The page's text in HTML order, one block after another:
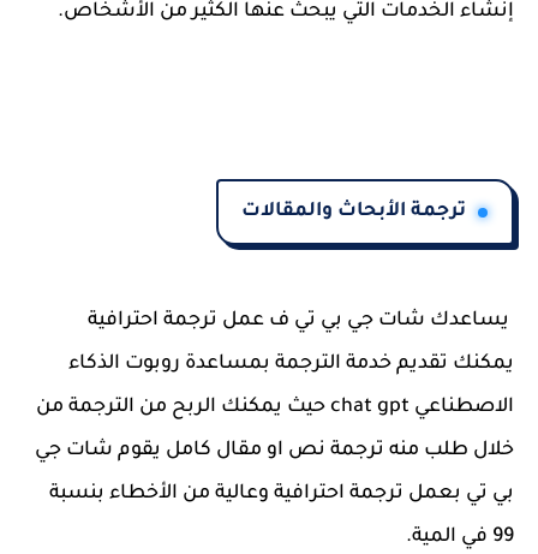
إنشاء الخدمات التي يبحث عنها الكثير من الأشخاص.
ترجمة الأبحاث والمقالات
يساعدك شات جي بي تي ف عمل ترجمة احترافية
يمكنك تقديم خدمة الترجمة بمساعدة روبوت الذكاء
الاصطناعي chat gpt حيث يمكنك الربح من الترجمة من
خلال طلب منه ترجمة نص او مقال كامل يقوم شات جي
بي تي بعمل ترجمة احترافية وعالية من الأخطاء بنسبة
99 في المية.